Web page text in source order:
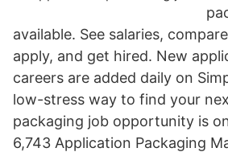
available. See salaries,
apply, and get hired. New
careers are added daily on
low-stress way to find your
packaging job opportunity is
6,743 Application Packaging